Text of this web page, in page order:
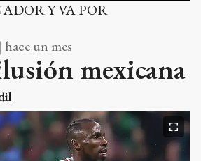
Y VA POR
un mes
mexicana